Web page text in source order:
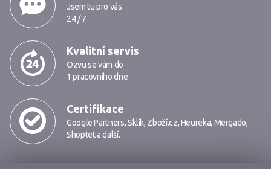
Jsem tu pro vás
24 / 7
Kvalitní servis
Ozvu se vám do
1 pracovního dne
Certifikace
Google Partners,Sklik, Zboží.cz,Heureka, Mergado,
Shopteta další.